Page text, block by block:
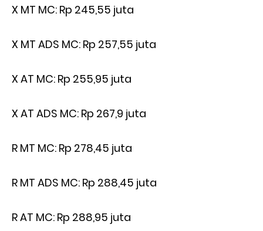
X MT MC: Rp 245,55 juta
X MT ADS MC: Rp 257,55 juta
X AT MC: Rp 255,95 juta
X AT ADS MC: Rp 267,9 juta
R MT MC: Rp 278,45 juta
R MT ADS MC: Rp 288,45 juta
R AT MC: Rp 288,95 juta